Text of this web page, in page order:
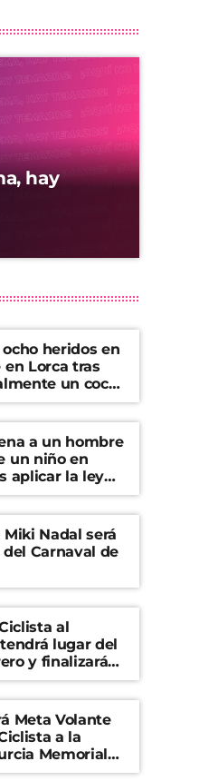
hay
heridos en
Lorca tras
un coche
a un hombre
un niño en
aplicar la ley
sí’
Nadal será
Carnaval de
al
lugar del
y finalizará
Lorca
Meta Volante
a la
Memorial